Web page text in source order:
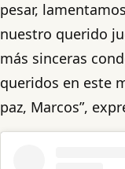
pesar,
nuestro querido
más sinceras
queridos en este
paz, Marcos”,